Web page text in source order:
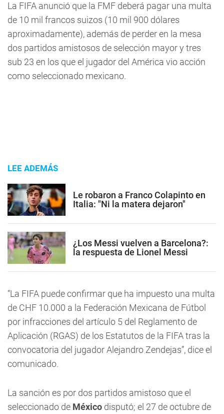
La FIFA anunció que la FMF deberá pagar una multa
de 10 mil francos suizos (10 mil 900 dólares
aproximadamente), además de perder en la mesa
dos partidos amistosos de selección mayor y tres
sub 23 en los que el jugador del América vio acción
como seleccionado mexicano.
LEE ADEMÁS
Le robaron a Franco Colapinto en
Italia: "Ni la matera dejaron"
¿Los Messi vuelven a Barcelona?:
la respuesta de Lionel Messi
“La FIFA puede confirmar que ha impuesto una multa
de CHF 10.000 a la Federación Mexicana de Fútbol
por infracciones del artículo 5 del Reglamento de
Aplicación (RGAS) de los Estatutos de la FIFA tras la
convocatoria del jugador Alejandro Zendejas”, dice el
comunicado.
La sanción es por dos partidos amistoso que el
seleccionado de México disputó; el 27 de octubre de